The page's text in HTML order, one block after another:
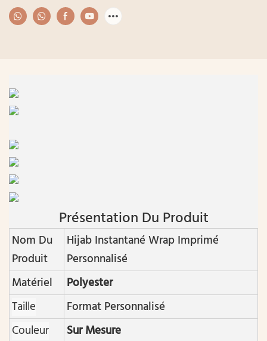
Présentation Du Produit
Nom Du
Produit
Hijab Instantané Wrap Imprimé
Personnalisé
Matériel
Polyester
Taille
Format Personnalisé
Couleur
Sur Mesure